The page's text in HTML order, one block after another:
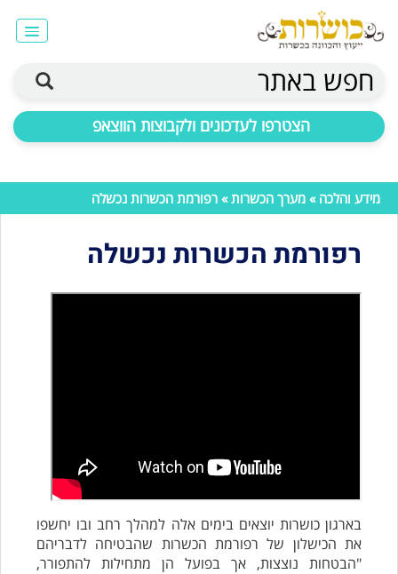
חפש באתר
הצטרפו לעדכונים ולקבוצות הווצאפ
מידע והלכה » מערך הכשרות» רפורמת הכשרות נכשלה
רפורמת הכשרות נכשלה
בארגון כושרות יוצאים בימים אלה למהלך רחב ובו יחשפו
את הכישלון של רפורמת הכשרות שהבטיחה לדבריהם
"הבטחות נוצצות, אך בפועל הן מתחילות להתפורר,